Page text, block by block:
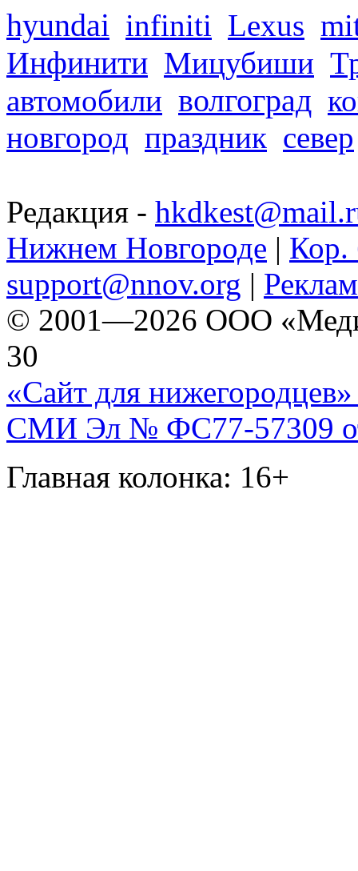
hyundai infiniti Lexus
Инфинити Мицубиши
автомобили волгоград
новгород праздник север
Редакция -
Нижнем Новгороде | Кор.
support@nnov.org |
© 2001—2026 ООО
30
«Сайт для нижегородцев»
СМИ Эл № ФС77-57309
Главная колонка: 16+